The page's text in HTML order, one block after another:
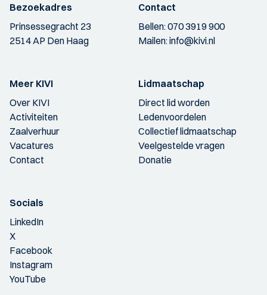
Bezoekadres
Prinsessegracht 23
2514 AP Den Haag
Contact
Bellen:070 3919 900
Mailen:info@kivi.nl
Meer KIVI
Over KIVI
Activiteiten
Zaalverhuur
Vacatures
Contact
Lidmaatschap
Direct lid worden
Ledenvoordelen
Collectief lidmaatschap
Veelgestelde vragen
Donatie
Socials
LinkedIn
X
Facebook
Instagram
YouTube